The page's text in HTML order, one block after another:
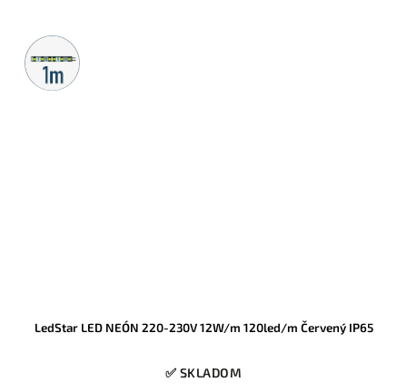
Metrážny
predaj
LedStar LED NEÓN 220-230V 12W/m 120led/m Červený IP65
✅ SKLADOM